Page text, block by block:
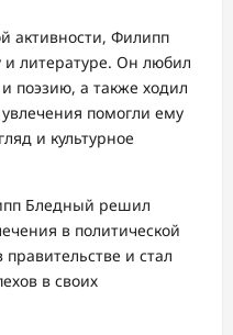
активности, Филипп
и литературе. Он любил
поэзию, а также ходил
помогли ему
и культурное
Бледный решил
в политической
и стал
в своих